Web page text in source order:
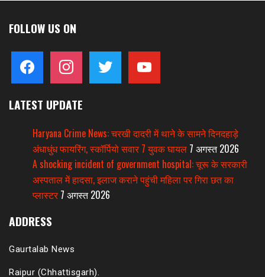
FOLLOW US ON
facebook instagram twitter youtube
LATEST UPDATE
Haryana Crime News: चरखी दादरी में थाने के सामने दिनदहाड़े
अंधाधुंध फायरिंग, स्कॉर्पियो सवार 7 युवक घायल 7 अगस्त 2026
A shocking incident of government hospital: चूरू के सरकारी
अस्पताल में हादसा, इलाज कराने पहुंची महिला पर गिरा छत का
प्लास्टर 7 अगस्त 2026
ADDRESS
Gaurtalab News
Raipur (Chhattisgarh).